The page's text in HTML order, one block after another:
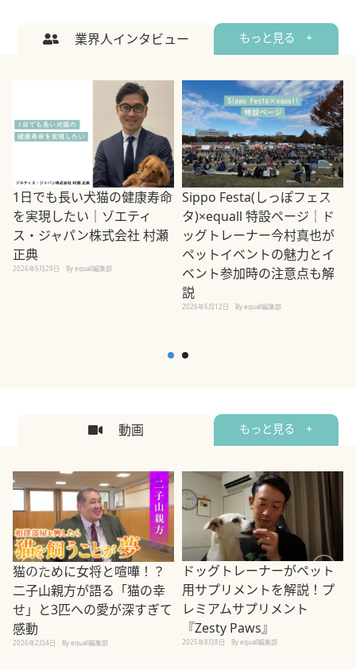
業界人インタビュー もっと見る +
1日でも長い犬猫の健康寿命
を実現したい｜ゾエティ
ス・ジャパン株式会社 村瀬
正典
2026年5月29日 By equall編集部
Sippo Festa(しっぽフェス
タ)×equall 特設ページ｜ド
ッグトレーナー今村真也が
ペットイベントの魅力とイ
ベント参加時の注意点も解
説
2026年5月12日 By equall編集部
動画 もっと見る +
猫のために女将と喧嘩！？
二子山親方が語る「猫の幸
せ」と3匹への愛が深すぎて
感動
2026年2月4日 By equall編集部
ドッグトレーナーがペット
用サプリメントを解説！プ
レミアムサプリメント
『Zesty Paws』
2025年8月8日 By equall編集部